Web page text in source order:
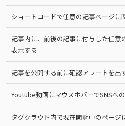
ショートコードで任意の記事ページに
記事内に、前後の記事に付与した任意
表示する
記事を公開する前に確認アラートを出
Youtube動画にマウスホバーでSNSへ
タグクラウド内で現在閲覧中のページ